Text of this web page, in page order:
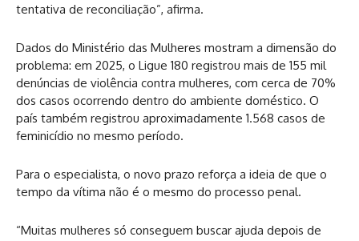
tentativa de reconciliação”, afirma.
Dados do Ministério das Mulheres mostram a dimensão do
problema: em 2025, o Ligue 180 registrou mais de 155 mil
denúncias de violência contra mulheres, com cerca de 70%
dos casos ocorrendo dentro do ambiente doméstico. O
país também registrou aproximadamente 1.568 casos de
feminicídio no mesmo período.
Para o especialista, o novo prazo reforça a ideia de que o
tempo da vítima não é o mesmo do processo penal.
“Muitas mulheres só conseguem buscar ajuda depois de